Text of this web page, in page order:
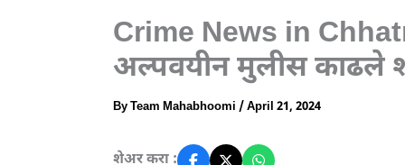
Crime News in
अल्पवयीन मुलीस काढले
ByTeam Mahabhoomi /April 21, 2024
शेअर करा :